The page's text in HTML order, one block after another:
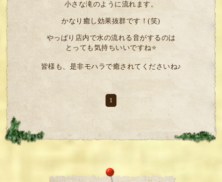
小さな滝のように流れます。
かなり癒し効果抜群です！(笑)
やっぱり店内で水の流れる音がするのは
とっても気持ちいいですね⭐
皆様も、是非モハラで癒されてくださいね♪
1